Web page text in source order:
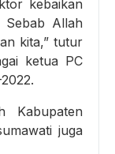
kebaikan
Sebab Allah
kita,” tutur
ketua PC
Kabupaten
juga